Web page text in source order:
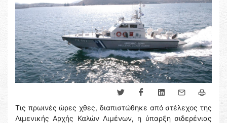
Τις πρωινές ώρες χθες, διαπιστώθηκε από στέλεχος της
Λιμενικής Αρχής Καλών Λιμένων, η ύπαρξη σιδερένιας